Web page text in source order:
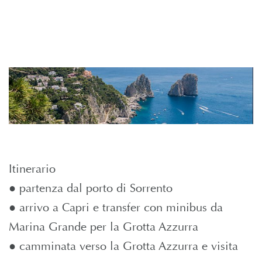
Itinerario
● partenza dal porto di Sorrento
● arrivo a Capri e transfer con minibus da
Marina Grande per la Grotta Azzurra
● camminata verso la Grotta Azzurra e visita